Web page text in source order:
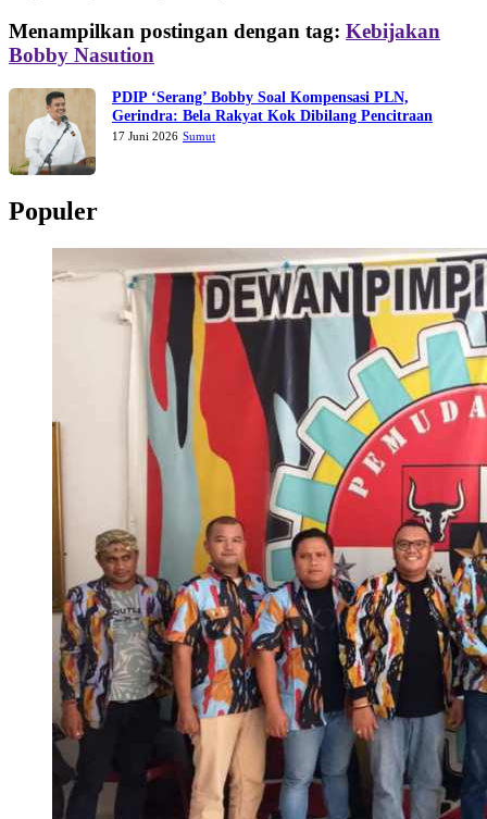
Menampilkan postingan dengan tag: Kebijakan
Bobby Nasution
PDIP ‘Serang’ Bobby Soal Kompensasi PLN,
Gerindra: Bela Rakyat Kok Dibilang Pencitraan
17 Juni 2026 Sumut
Populer